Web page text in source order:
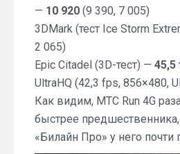
— 10 920 (9 390, 7 005)
3DMark (тест Ice Storm
2 065)
Epic Citadel (3D-тест) — 45,5
UltraHQ (42,3 fps, 856×480,
Как видим, МТС Run 4G
быстрее
«Билайн Про» у него почти